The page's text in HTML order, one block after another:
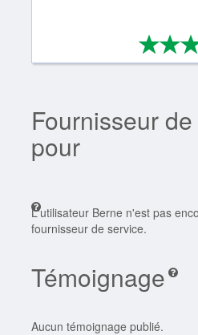
*
Fournisseur
pour
L'utilisateur Berne n'est pas
fournisseur de service.
Témoignage
Aucun témoignage publié.